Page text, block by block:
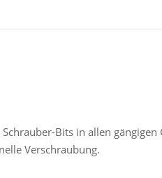
Bits in allen
Verschraubung.